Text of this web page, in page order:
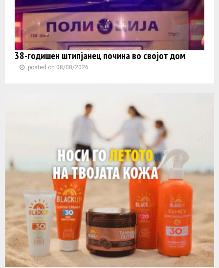
38-годишен штипјанец почина во својот дом
posted on 08/08/2026